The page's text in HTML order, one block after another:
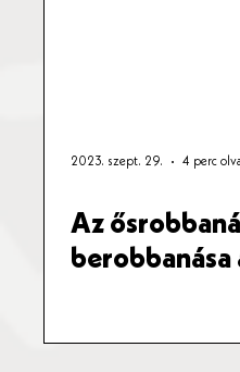
2023. szept. 29. 4 perc
Az
berobbanása